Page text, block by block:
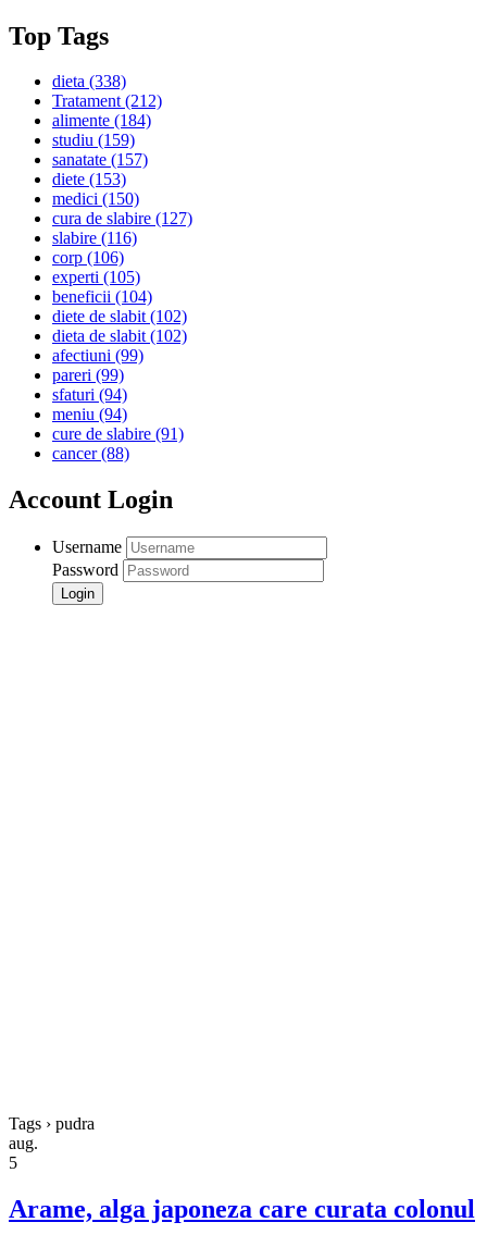
Top Tags
dieta (338)
Tratament(212)
alimente (184)
studiu (159)
sanatate (157)
diete (153)
medici (150)
cura de slabire (127)
slabire (116)
corp (106)
experti (105)
beneficii (104)
diete de slabit(102)
dieta de slabit(102)
afectiuni (99)
pareri (99)
sfaturi (94)
meniu (94)
cure de slabire (91)
cancer(88)
Account Login
Username
Password
Tags › pudra
aug.
5
Arame, alga japoneza care curata colonul